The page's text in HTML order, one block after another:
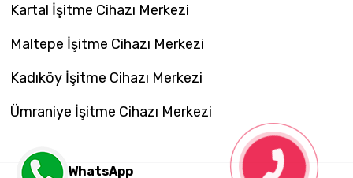
Kartal İşitme Cihazı Merkezi
Maltepe İşitme Cihazı Merkezi
Kadıköy İşitme Cihazı Merkezi
Ümraniye İşitme Cihazı Merkezi
WhatsApp